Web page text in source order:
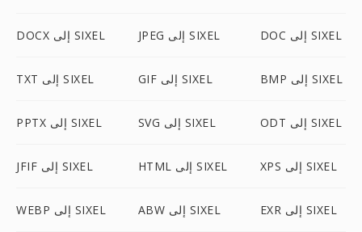
DOCX إلى SIXEL JPEG إلى SIXEL DOC إلى SIXEL
TXT إلى SIXEL GIF إلى SIXEL BMP إلى SIXEL
PPTX إلى SIXEL SVG إلى SIXEL ODT إلى SIXEL
JFIF إلى SIXEL HTML إلى SIXEL XPS إلى SIXEL
WEBP إلى SIXEL ABW إلى SIXEL EXR إلى SIXEL